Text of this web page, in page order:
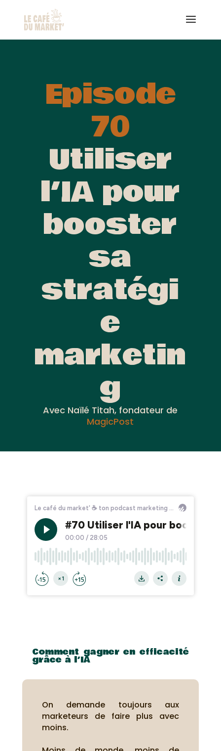
Episode
70
Utiliser
l’IA pour
booster
sa
stratégi
e
marketin
g
Avec Naïlé Titah, fondateur de
MagicPost
Comment gagner en efficacité
grâce à l’IA
On demande toujours aux
marketeurs de faire plus avec
moins.